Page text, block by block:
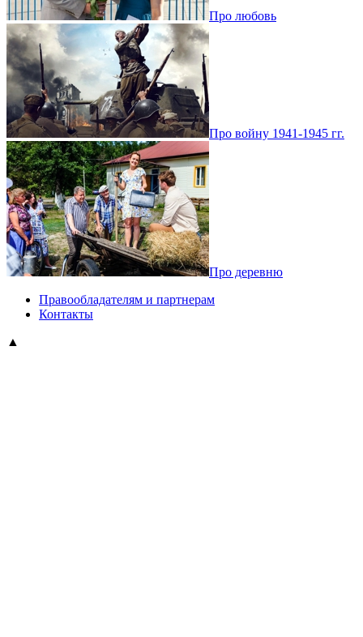
Про любовь
Про войну 1941-1945 гг.
Про деревню
Правообладателям и партнерам
Контакты
▲